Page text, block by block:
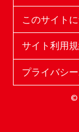
このサイト
サイト利用
プライバシ
©